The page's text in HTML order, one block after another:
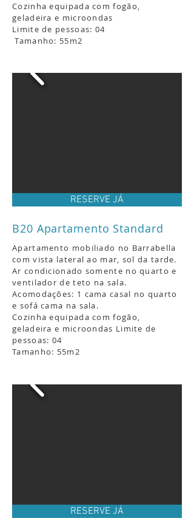
Cozinha equipada com fogão,
geladeira e microondas
Limite de pessoas: 04
Tamanho: 55m2
RESERVE JÁ
B20 Apartamento Standard
Apartamento mobiliado no Barrabella
com vista lateralao mar, sol da tarde.
Ar condicionado somente no quarto e
ventilador de teto na sala.
Acomodações: 1 cama casal no quarto
e sofá cama na sala.
Cozinha equipada com fogão,
geladeira e microondas Limite de
pessoas: 04
Tamanho: 55m2
RESERVE JÁ